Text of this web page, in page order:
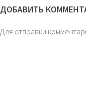
ДОБАВИТЬ
Для отправки